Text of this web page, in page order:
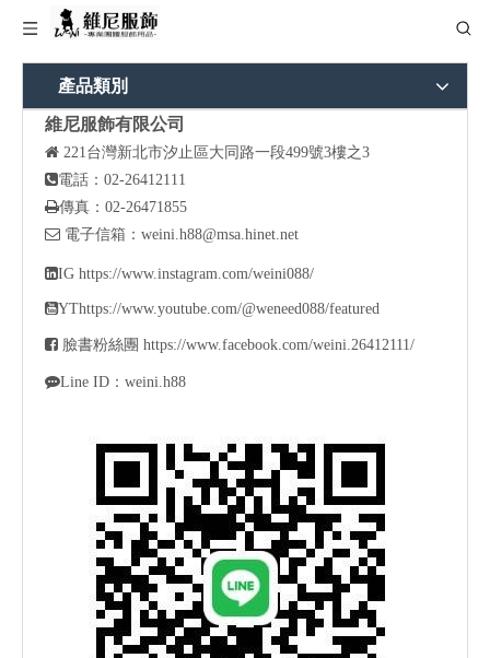
產品類別
維尼服飾有限公司
 221台灣新北市汐止區大同路一段499號3樓之3
電話：02-26412111
傳真：02-26471855
 電子信箱： weini.h88@msa.hinet.net
IG https://www.instagram.com/weini088/
YThttps://www.youtube.com/@weneed088/featured
 臉書粉絲團 https://www.facebook.com/weini.26412111/
Line ID：weini.h88